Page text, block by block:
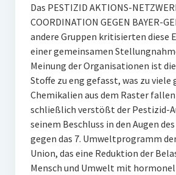
Das PESTIZID AKTIONS-
COORDINATION GEGEN BAYER-
andere Gruppen kritisierten diese
einer gemeinsamen
Meinung der Organisationen ist
Stoffe zu eng gefasst, was zu viele
Chemikalien aus dem Raster
schließlich verstößt der Pestizid-
seinem Beschluss in den Augen
gegen das 7. Umweltprogramm
Union, das eine Reduktion der
Mensch und Umwelt mit